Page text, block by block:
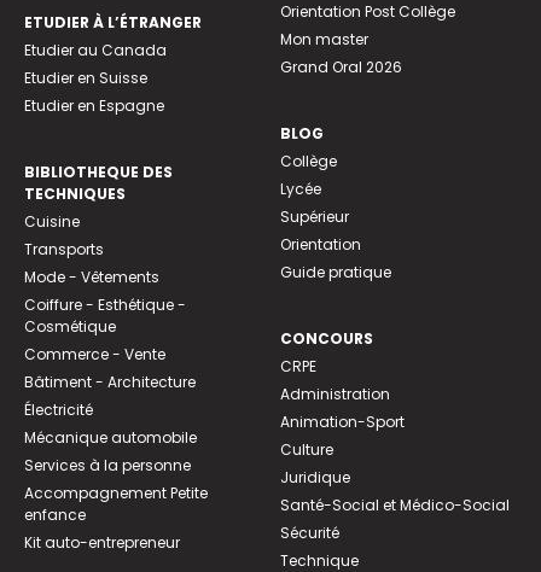
ETUDIER À L’ÉTRANGER
Etudier au Canada
Etudier en Suisse
Etudier en Espagne
BIBLIOTHEQUE DES
TECHNIQUES
Cuisine
Transports
Mode - Vêtements
Coiffure - Esthétique -
Cosmétique
Commerce - Vente
Bâtiment - Architecture
Électricité
Mécanique automobile
Services à la personne
Accompagnement Petite
enfance
Kit auto-entrepreneur
Orientation Post Collège
Mon master
Grand Oral 2026
BLOG
Collège
Lycée
Supérieur
Orientation
Guide pratique
CONCOURS
CRPE
Administration
Animation-Sport
Culture
Juridique
Santé-Social et Médico-Social
Sécurité
Technique